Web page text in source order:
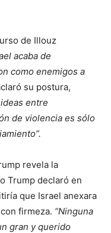
de Illouz
acaba de
como enemigos a
su postura,
entre
de violencia es sólo
revela la
Trump declaró en
que Israel anexara
firmeza. “Ninguna
gran y querido